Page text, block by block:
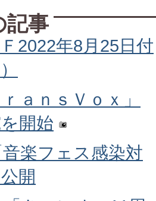
記事
2022年8月25日付
ａｎｓＶｏｘ」
開始
楽フェス感染対
開